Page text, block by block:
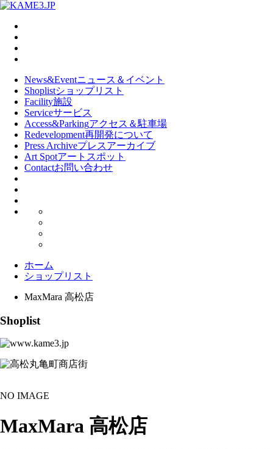
News&Eventニュース＆イベント
Shoplistショップリスト
Facility施設
Serviceサービス
Access&Parkingアクセス＆駐車場
Redevelopment再開発について
Press Archiveプレスアーカイブ
Art Spotアートスポット
Contactお問い合わせ
ホーム
ショップリスト
MaxMara 高松店
Shoplist
NO IMAGE
MaxMara 高松店